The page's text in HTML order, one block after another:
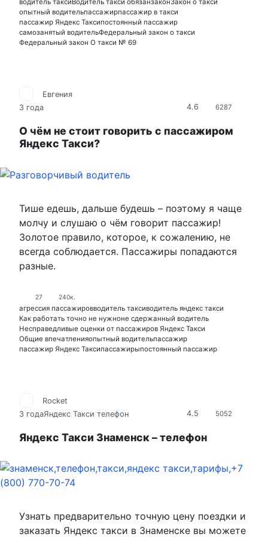
водитель таксиВодитель такси обязанзаконЗакон о такси
опытный водительпассажирпассажир в такси
пассажир Яндекс Таксипостоянный пассажир
самозанятый водительФедеральный закон о такси
Федеральный закон О такси № 69
6287
4.6
Евгения
3 года
О чём не стоит говорить с пассажиром
Яндекс Такси?
Тише едешь, дальше будешь – поэтому я чаще
молчу и слушаю о чём говорит пассажир!
Золотое правило, которое, к сожалению, не
всегда соблюдается. Пассажиры попадаются
разные.
27 240к.
агрессия пассажировводитель таксиводитель яндекс такси
Как работать точно не нужноне сдержанный водитель
Несправедливые оценки от пассажиров Яндекс Такси
Общие впечатленияопытный водительпассажир
пассажир Яндекс Таксипассажирыпостоянный пассажир
5052
4.5
Rocket
3 годаЯндекс Такси телефон
Яндекс Такси Знаменск – телефон
Узнать предварительно точную цену поездки и
заказать Яндекс такси в Знаменске вы можете